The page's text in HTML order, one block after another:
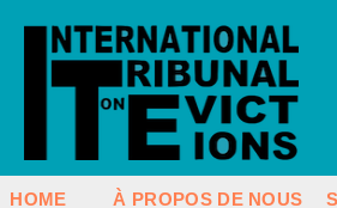
HOME À PROPOS DE NOUS